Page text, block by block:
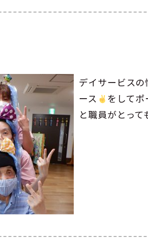
デイサービス
ース
をして
と職員がとっ